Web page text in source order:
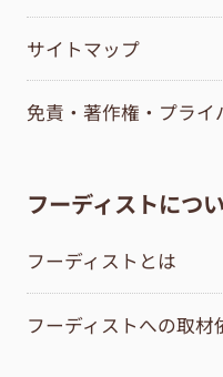
サイトマップ
免責・著作権・プライ
フーディストにつ
フーディストとは
フーディストへの取材